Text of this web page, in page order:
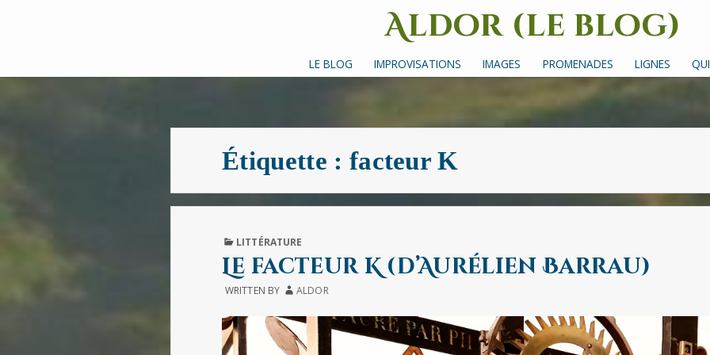
Aldor (le blog)
Un site avec des mots, des images et des sons
LE BLOG IMPROVISATIONS IMAGES PROMENADES LIGNES
Étiquette : facteur K
PUBLISHED
LITTÉRATURE
Le facteur K (d’Aurélien Barrau)
WRITTEN BY ALDOR